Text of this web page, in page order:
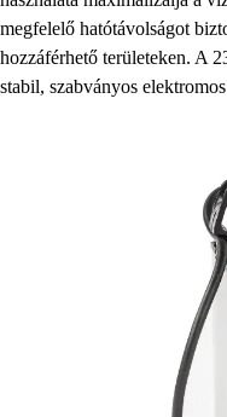
megfelelő hatótávolságot
hozzáférhető területeken. A
stabil, szabványos